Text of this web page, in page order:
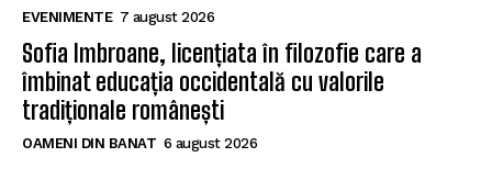
EVENIMENTE 7 august 2026
Sofia Imbroane, licențiata în filozofie care a
îmbinat educația occidentală cu valorile
tradiționale românești
OAMENI DIN BANAT 6 august 2026